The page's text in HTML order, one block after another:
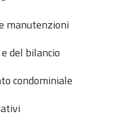
manutenzioni
del bilancio
condominiale